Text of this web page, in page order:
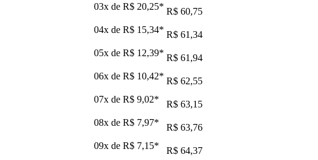
03x de R$ 20,25* R$ 60,75
04x de R$ 15,34* R$ 61,34
05x de R$ 12,39* R$ 61,94
06x de R$ 10,42* R$ 62,55
07x de R$ 9,02*
R$ 63,15
08x de R$ 7,97*
R$ 63,76
09x de R$ 7,15*
R$ 64,37